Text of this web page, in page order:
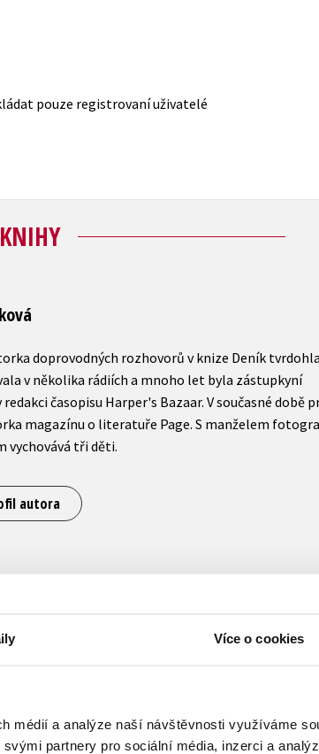
Více o cookies
médií a analýze naší návštěvnosti využíváme
partnery pro sociální média, inzerci a
pouze registrovaní uživatelé
doprovodných rozhovorů v knize Deník
v několika rádiích a mnoho let byla zástupkyní
časopisu Harper's Bazaar. V současné době
magazínu o literatuře Page. S manželem
vychovává tři děti.
autora
asistent produkce a později i zástupce
studiu Barrandov. Počátkem 90. let se po